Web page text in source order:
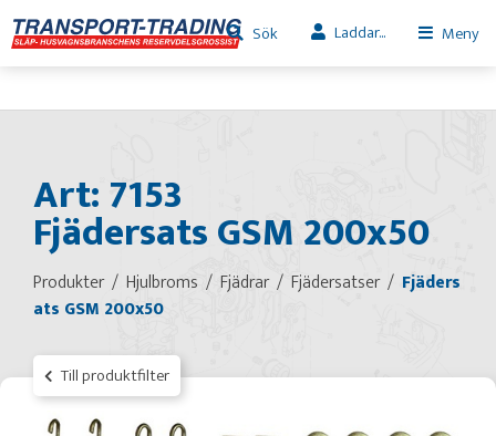
Sök Laddar... Meny
Art: 7153
Fjädersats GSM 200x50
Produkter Hjulbroms Fjädrar Fjädersatser
Fjäders
ats GSM 200x50
Till produktfilter